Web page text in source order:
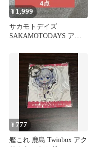
¥ 1,999
サカモトデイズ
SAKAMOTODAYS アク
ョン
¥ 777
艦これ 鹿島 Twinbox アク